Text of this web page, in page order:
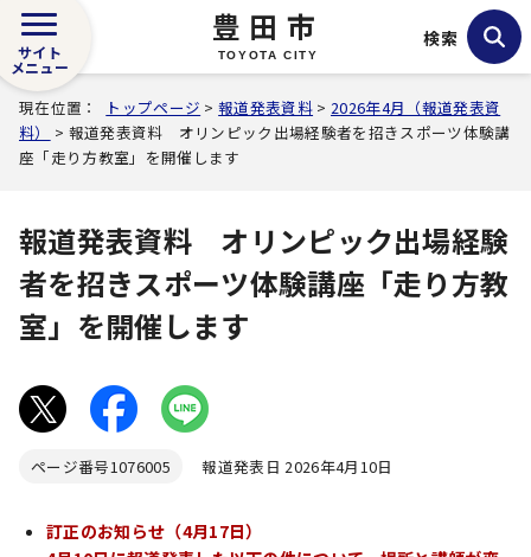
豊田市
TOYOTA CITY
サイト
メニュー
検索
現在位置： トップページ >報道発表資料 >2026年4月（報道発表資
料）
> 報道発表資料 オリンピック出場経験者を招きスポーツ体験講
座「走り方教室」を開催します
報道発表資料 オリンピック出場経験
者を招きスポーツ体験講座「走り方教
室」を開催します
ページ番号1076005 報道発表日 2026年4月10日
訂正のお知らせ（4月17日）